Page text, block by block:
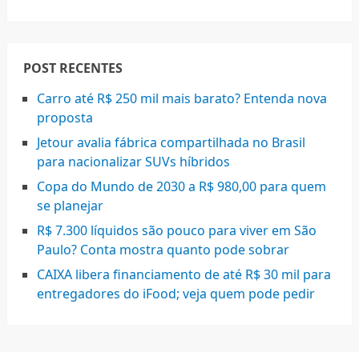
POST RECENTES
Carro até R$ 250 mil mais barato? Entenda nova
proposta
Jetour avalia fábrica compartilhada no Brasil
para nacionalizar SUVs híbridos
Copa do Mundo de 2030 a R$ 980,00 para quem
se planejar
R$ 7.300 líquidos são pouco para viver em São
Paulo? Conta mostra quanto pode sobrar
CAIXA libera financiamento de até R$ 30 mil para
entregadores do iFood; veja quem pode pedir